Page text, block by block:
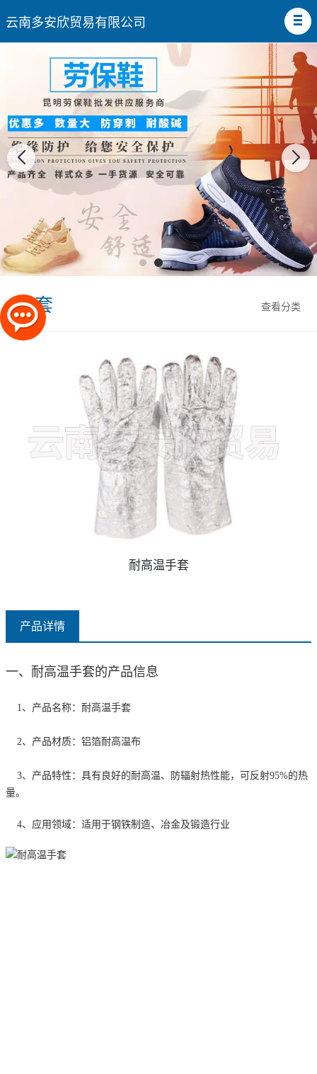
云南多安欣贸易有限公司
查看分类
手套
耐高温手套
产品详情
一、耐高温手套的产品信息
1、产品名称：耐高温手套
2、产品材质：铝箔耐高温布
3、产品特性：具有良好的耐高温、防辐射热性能，可反射95%的热
量。
4、应用领域：适用于钢铁制造、冶金及锻造行业